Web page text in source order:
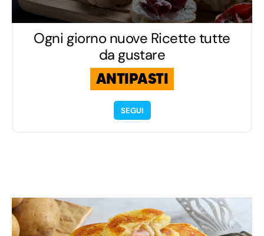
Ogni giorno nuove Ricette tutte
da gustare
ANTIPASTI
SEGUI